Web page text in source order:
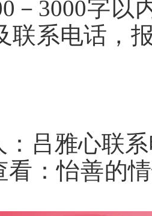
－3000字
联系电话，
：吕雅心联
看：怡善的